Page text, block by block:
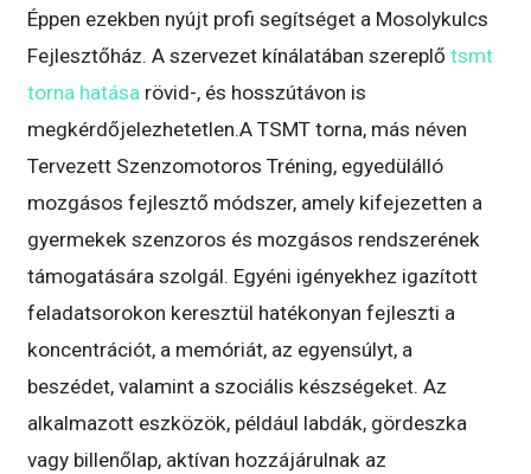
Éppen ezekben nyújt profi segítséget a Mosolykulcs
Fejlesztőház. A szervezet kínálatában szereplőtsmt
torna hatása rövid-, és hosszútávon is
megkérdőjelezhetetlen.A TSMT torna, más néven
Tervezett Szenzomotoros Tréning, egyedülálló
mozgásos fejlesztő módszer, amely kifejezetten a
gyermekek szenzoros és mozgásos rendszerének
támogatására szolgál. Egyéni igényekhez igazított
feladatsorokon keresztül hatékonyan fejleszti a
koncentrációt, a memóriát, az egyensúlyt, a
beszédet, valamint a szociális készségeket. Az
alkalmazott eszközök, például labdák, gördeszka
vagy billenőlap, aktívan hozzájárulnak az